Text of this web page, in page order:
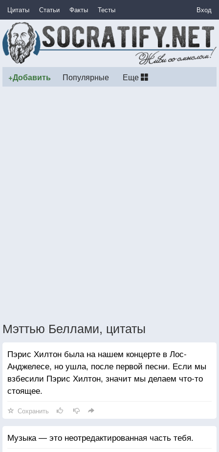
Цитаты Статьи Факты Тесты Вход
+Добавить Популярные Еще
Мэттью Беллами, цитаты
Пэрис Хилтон была на нашем концерте в Лос-
Анджелесе, но ушла, после первой песни. Если мы
взбесили Пэрис Хилтон, значит мы делаем что-то
стоящее.
Сохранить
Музыка — это неотредактированная часть тебя.